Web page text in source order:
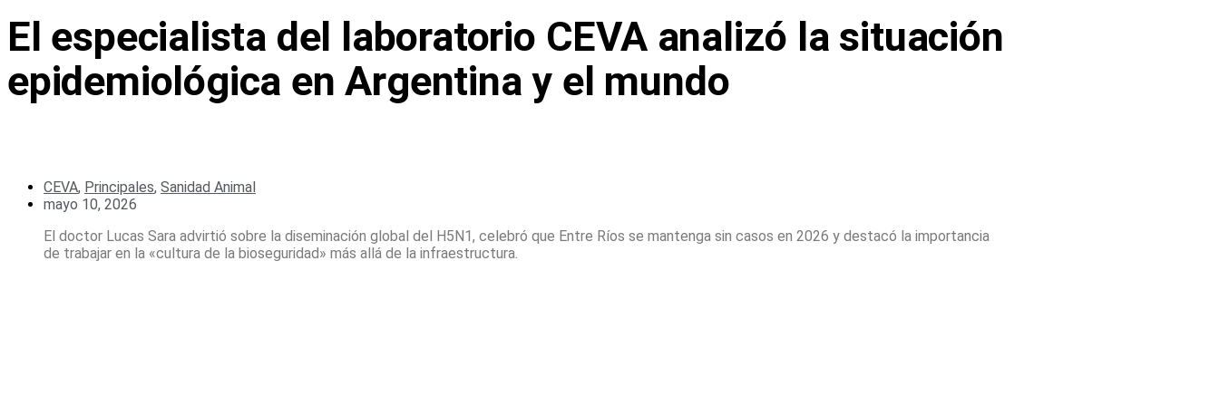
El especialista del laboratorio CEVA analizó la situación
epidemiológica en Argentina y el mundo
CEVA, Principales, Sanidad Animal
mayo 10, 2026
El doctor Lucas Sara advirtió sobre la diseminación global del H5N1, celebró que Entre Ríos se mantenga sin casos en 2026 y destacó la importancia
de trabajar en la «cultura de la bioseguridad» más allá de la infraestructura.